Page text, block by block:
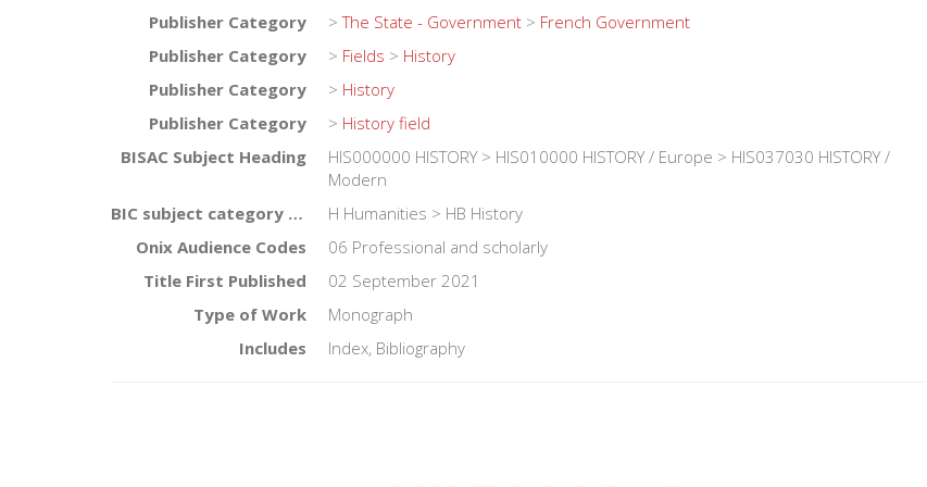
Publisher Category
>The State - Government > French Government
Publisher Category
> Fields > History
Publisher Category
> History
Publisher Category
> History field
BISAC Subject Heading
HIS000000 HISTORY > HIS010000 HISTORY / Europe > HIS037030 HISTORY /
Modern
BIC subject category (UK)
H Humanities > HB History
Onix Audience Codes
06 Professional and scholarly
Title First Published
02 September 2021
Type of Work
Monograph
Includes
Index, Bibliography